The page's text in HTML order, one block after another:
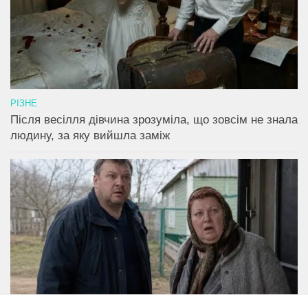
РІЗНЕ
Після весілля дівчина зрозуміла, що зовсім не знала
людину, за яку вийшла заміж